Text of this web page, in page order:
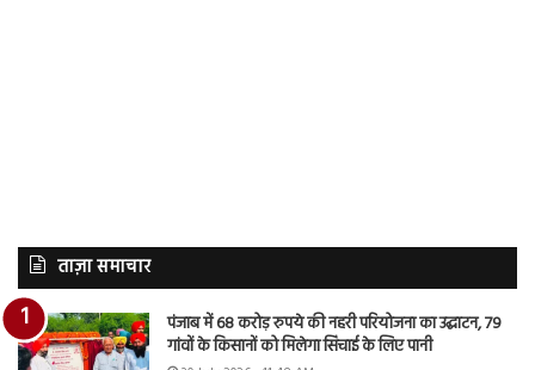
ताज़ा समाचार
पंजाब में 68 करोड़ रुपये की नहरी परियोजना का उद्घाटन, 79
गांवों के किसानों को मिलेगा सिंचाई के लिए पानी